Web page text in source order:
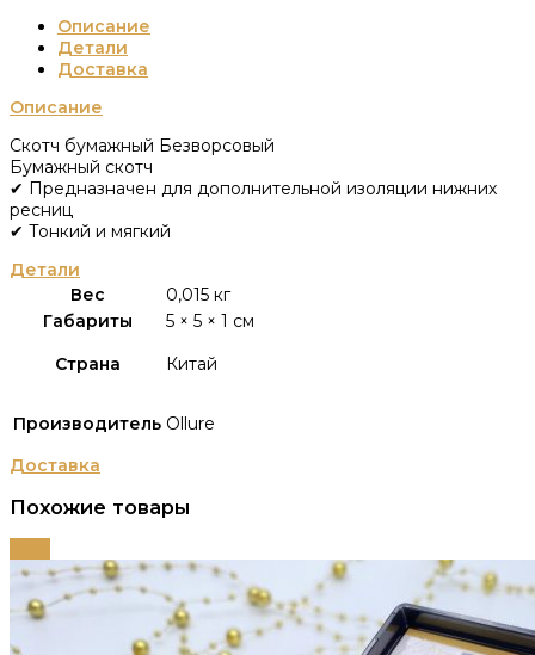
Описание
Детали
Доставка
Описание
Скотч бумажный Безворсовый
Бумажный скотч
✔ Предназначен для дополнительной изоляции нижних
ресниц
✔ Тонкий и мягкий
Детали
Вес
0,015 кг
Габариты
5 × 5 × 1 см
Страна
Китай
Производитель Ollure
Доставка
Похожие товары